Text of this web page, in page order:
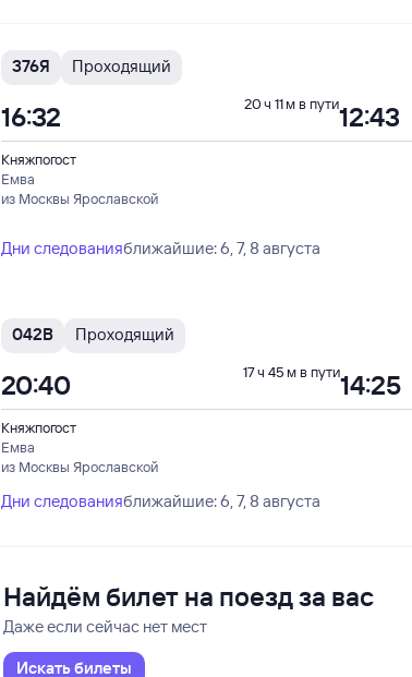
376Я Проходящий
Княжпогост
Емва
из Москвы Ярославской
16:32 12:43
20 ч 11 м в пути
Дни следованияближайшие: 6, 7, 8 августа
042В Проходящий
Княжпогост
Емва
из Москвы Ярославской
20:40 14:25
17 ч 45 м в пути
Дни следованияближайшие: 6, 7, 8 августа
Найдём билет на поезд за вас
Даже если сейчас нет мест
Искать билеты